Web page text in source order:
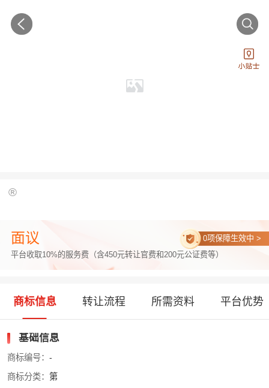
®
面议
平台收取10%的服务费（含450元转让官费和200元公证费等）
0项保障生效中 >
商标信息 转让流程 所需资料 平台优势
基础信息
商标编号： -
商标分类： 第